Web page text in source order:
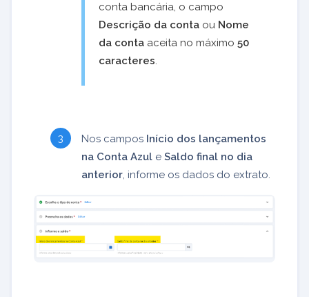
conta bancária, o campo
Descrição da conta ou Nome
da conta aceita no máximo 50
caracteres.
Nos campos Início dos lançamentos
na Conta Azul e Saldo final no dia
anterior, informe os dados do extrato.